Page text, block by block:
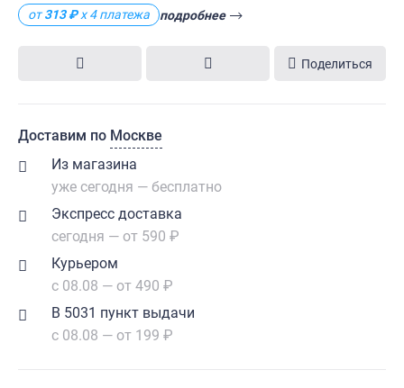
от313 ₽х 4 платежа подробнее
Поделиться
Доставим по Москве
Из магазина
уже сегодня — бесплатно
Экспресс доставка
сегодня — от 590 ₽
Курьером
с 08.08 — от 490 ₽
В 5031 пункт выдачи
с 08.08 — от 199 ₽